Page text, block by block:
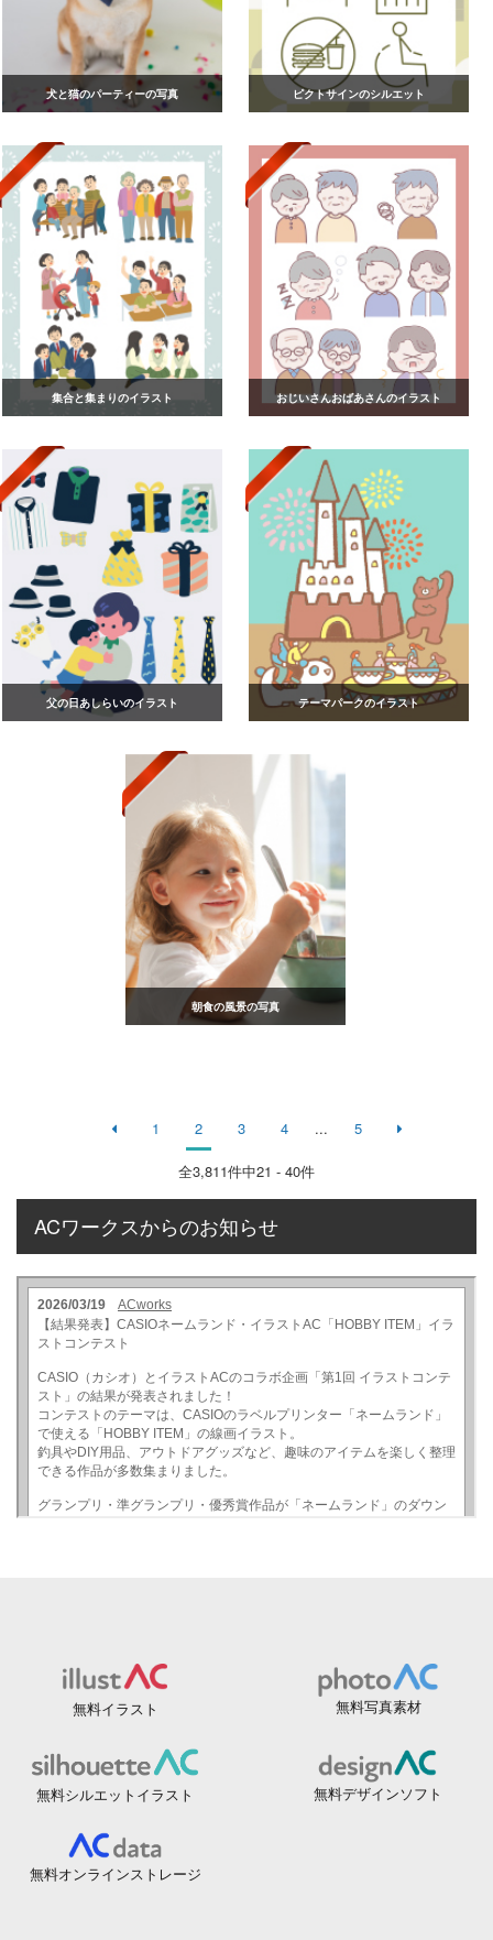
犬と猫のパーティーの写真 ピクトサインのシルエット
集合と集まりのイラスト おじいさんおばあさんのイラスト
父の日あしらいのイラスト テーマパークのイラスト
朝食の風景の写真
1 2 3 4 ... 5
全3,811件中21 - 40件
ACワークスからのお知らせ
無料イラスト 無料写真素材
無料シルエットイラスト 無料デザインソフト
無料オンラインストレージ